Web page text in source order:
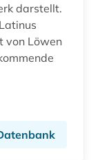
darstellt.
von Löwen